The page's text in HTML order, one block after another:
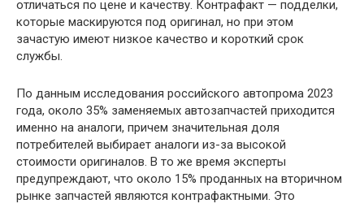
отличаться по цене и качеству. Контрафакт — подделки,
которые маскируются под оригинал, но при этом
зачастую имеют низкое качество и короткий срок
службы.
По данным исследования российского автопрома 2023
года, около 35% заменяемых автозапчастей приходится
именно на аналоги, причем значительная доля
потребителей выбирает аналоги из-за высокой
стоимости оригиналов. В то же время эксперты
предупреждают, что около 15% проданных на вторичном
рынке запчастей являются контрафактными. Это